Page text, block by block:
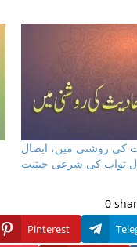
کی روشنی میں، ایصال
ثواب کی شرعی حیثیت
0
Pinterest